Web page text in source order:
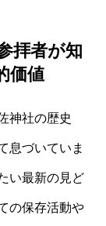
拝者が知
価値
神社の歴史
息づいていま
い最新の見ど
の保存活動や